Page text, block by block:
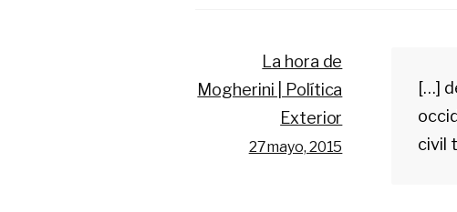
La hora de
Mogherini | Política
Exterior
27 mayo, 2015
[…]
civil